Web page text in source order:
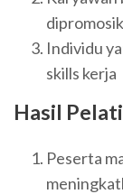
Individu
skills kerja
Hasil
Peserta